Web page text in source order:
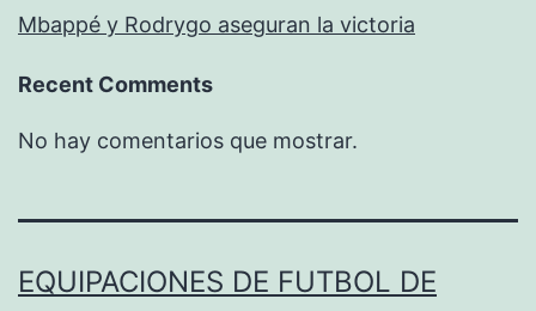
Mbappé y Rodrygo aseguran la victoria
Recent Comments
No hay comentarios que mostrar.
EQUIPACIONES DE FUTBOL DE